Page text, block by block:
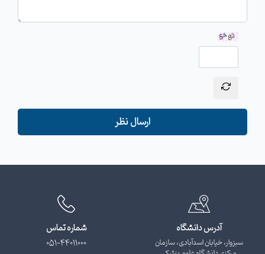
ارسال نظر
آدرس دانشگاه
سبزوار، خیابان اسدآبادی، سازمان
شماره تماس
051-44011000